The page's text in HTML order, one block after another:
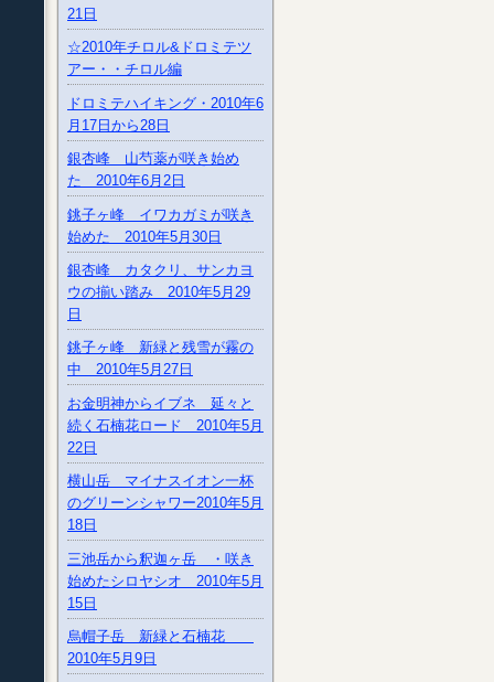
21日
☆2010年チロル&ドロミテツ
アー・・チロル編
ドロミテハイキング・2010年6
月17日から28日
銀杏峰 山芍薬が咲き始め
た 2010年6月2日
銚子ヶ峰 イワカガミが咲き
始めた 2010年5月30日
銀杏峰 カタクリ、サンカヨ
ウの揃い踏み 2010年5月29
日
銚子ヶ峰 新緑と残雪が霧の
中 2010年5月27日
お金明神からイブネ 延々と
続く石楠花ロード 2010年5月
22日
横山岳 マイナスイオン一杯
のグリーンシャワー2010年5月
18日
三池岳から釈迦ヶ岳 ・咲き
始めたシロヤシオ 2010年5月
15日
烏帽子岳 新緑と石楠花
2010年5月9日